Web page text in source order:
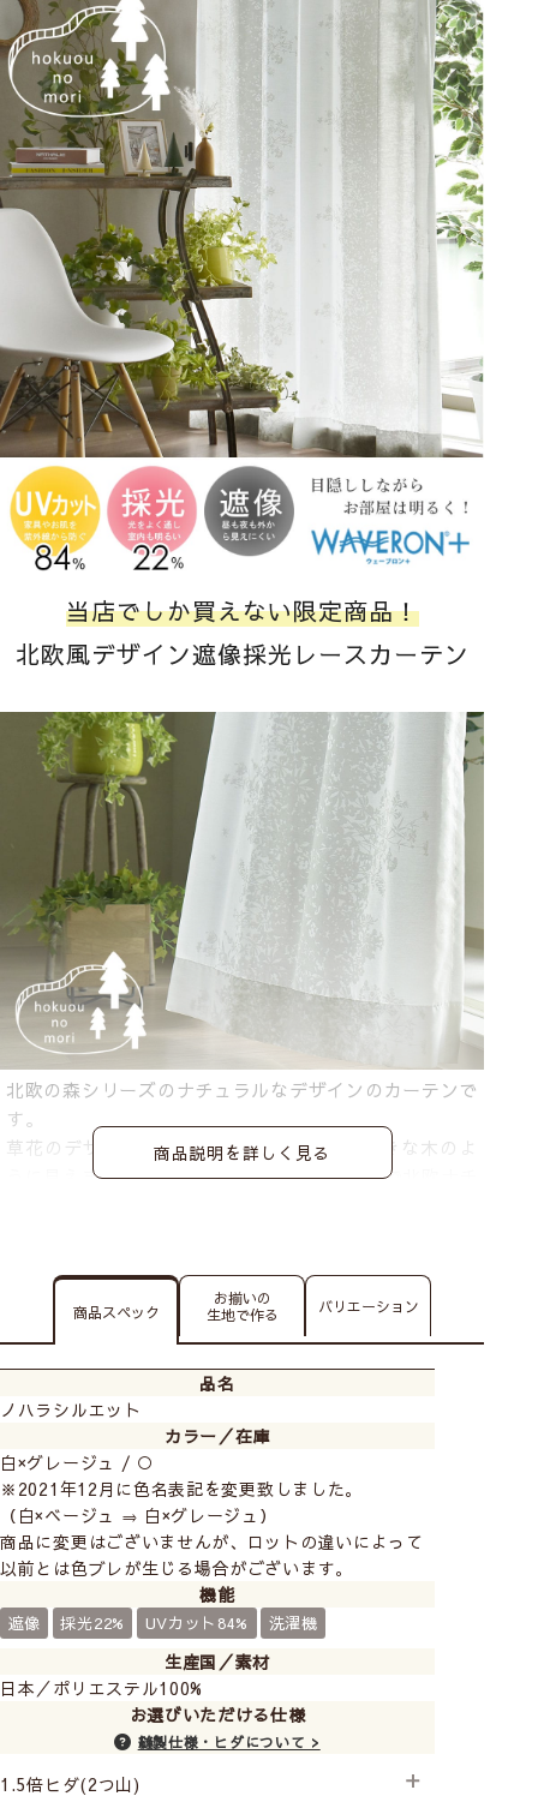
当店でしか買えない限定商品！
北欧風デザイン遮像採光 レースカーテン
北欧の森シリーズのナチュラルなデザインのカーテンで
す。
草花のデザインが縦ラインになって1本の大きな木のよ
うに見えます。優しくほっこりするデザインで北欧ナチ
商品説明を詳しく見る
商品スペック
お揃いの
生地で作る
バリエーション
品名
ノハラシルエット
カラー／在庫
白×グレージュ / ○
※2021年12月に色名表記を変更致しました。
（白×ベージュ ⇒ 白×グレージュ）
商品に変更はございませんが、ロットの違いによって
以前とは色ブレが生じる場合がございます。
機能
遮像 採光22% UVカット84% 洗濯機
生産国／素材
日本／ポリエステル100%
お選びいただける仕様
縫製仕様・ヒダについて >
1.5倍ヒダ(2つ山)